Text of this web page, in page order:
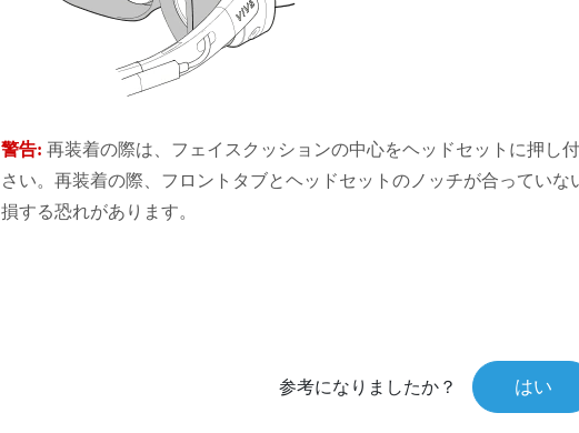
警告: 再装着の際は、フェイスクッションの中心をヘッドセットに押し
さい。再装着の際、フロントタブとヘッドセットのノッチが合っていな
損する恐れがあります。
参考になりましたか？ はい